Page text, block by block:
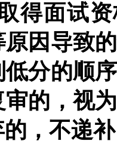
得面试
因导致
分的顺
的，视
，不递